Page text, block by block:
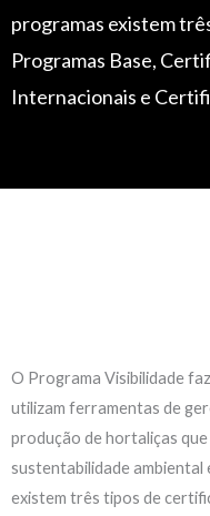
programas existem
Programas Base,
Internacionais e
O Programa Visibilidade
utilizam ferramentas de
produção de hortaliças
sustentabilidade ambiental
existem três tipos de